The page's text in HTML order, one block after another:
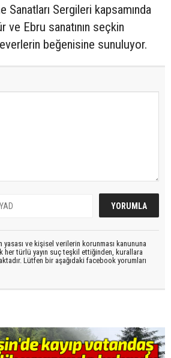
Sanatları Sergileri kapsamında
ve Ebru sanatının seçkin
beğenisine sunuluyor.
yasası ve kişisel verilerin korunması kanununa
her türlü yayın suç teşkil ettiğinden, kurallara
Lütfen bir aşağıdaki facebook yorumları